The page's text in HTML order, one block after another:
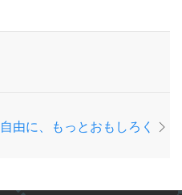
由に、もっとおもしろく